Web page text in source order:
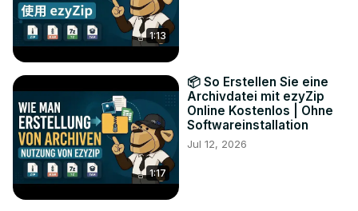
1:13
1:17
📦 So Erstellen Sie eine
Archivdatei mit ezyZip
Online Kostenlos | Ohne
Softwareinstallation
Jul 12, 2026